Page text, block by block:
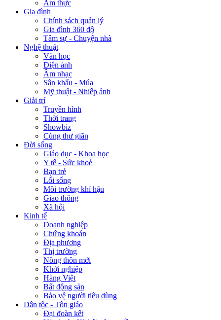
Ẩm thực
Gia đình
Chính sách quản lý
Gia đình 360 độ
Tâm sự - Chuyện nhà
Nghệ thuật
Văn học
Điện ảnh
Âm nhạc
Sân khấu - Múa
Mỹ thuật - Nhiếp ảnh
Giải trí
Truyền hình
Thời trang
Showbiz
Cùng thư giãn
Đời sống
Giáo dục - Khoa học
Y tế - Sức khoẻ
Bạn trẻ
Lối sống
Môi trường khí hậu
Giao thông
Xã hội
Kinh tế
Doanh nghiệp
Chứng khoán
Địa phương
Thị trường
Nông thôn mới
Khởi nghiệp
Hàng Việt
Bất động sản
Bảo vệ người tiêu dùng
Dân tộc - Tôn giáo
Đại đoàn kết